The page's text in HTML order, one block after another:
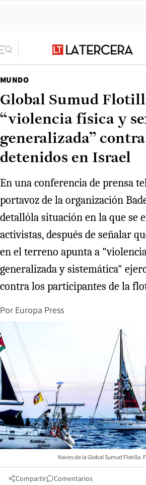
MUNDO
Global Sumud
“violencia física y
generalizada”
detenidos en Israel
En una conferencia de prensa
portavoz de la organización
detallóla situación en la que se
activistas, después de señalar
en el terreno apunta a
generalizada y sistemática"
contra los participantes de la
Por Europa Press
Naves de la Global Sumud Flotilla.
Compartir Comentarios